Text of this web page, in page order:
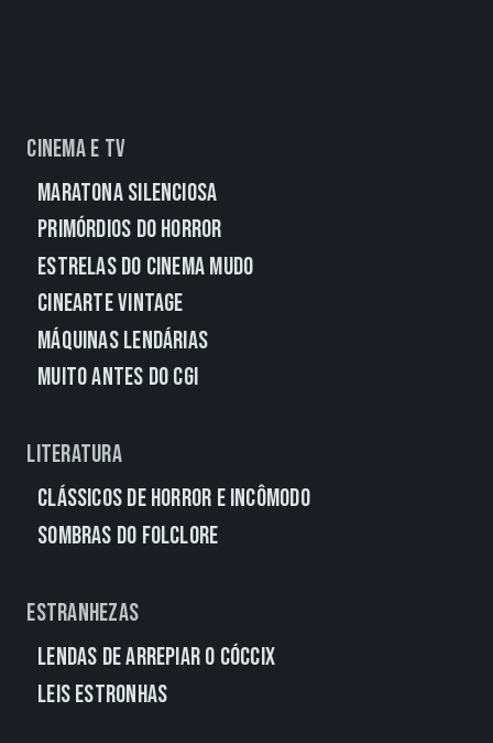
Cinema e TV
Maratona Silenciosa
Primórdios do Horror
Estrelas do Cinema Mudo
CineArte Vintage
Máquinas Lendárias
Muito Antes do CGI
Literatura
Clássicos de Horror e Incômodo
Sombras do Folclore
Estranhezas
Lendas de Arrepiar o Cóccix
Leis Estronhas